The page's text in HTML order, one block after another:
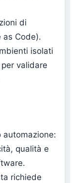
di
Code).
isolati
validare
automazione:
qualità e
richiede